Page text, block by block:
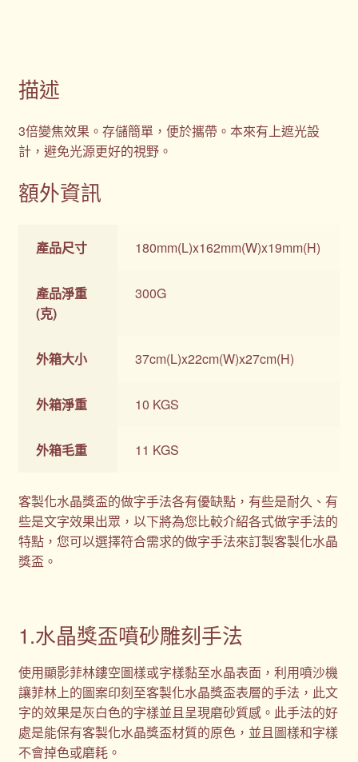
描述
3倍變焦效果。存儲簡單，便於攜帶。本來有上遮光設
計，避免光源更好的視野。
額外資訊
產品尺寸 180mm(L)x162mm(W)x19mm(H)
產品淨重
(克)
300G
外箱大小 37cm(L)x22cm(W)x27cm(H)
外箱淨重 10 KGS
外箱毛重 11 KGS
客製化水晶獎盃的做字手法各有優缺點，有些是耐久、有
些是文字效果出眾，以下將為您比較介紹各式做字手法的
特點，您可以選擇符合需求的做字手法來訂製客製化水晶
獎盃。
1.水晶獎盃噴砂雕刻手法
使用顯影菲林鏤空圖樣或字樣黏至水晶表面，利用噴沙機
讓菲林上的圖案印刻至客製化水晶獎盃表層的手法，此文
字的效果是灰白色的字樣並且呈現磨砂質感。此手法的好
處是能保有客製化水晶獎盃材質的原色，並且圖樣和字樣
不會掉色或磨耗。